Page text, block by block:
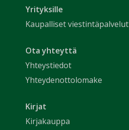
Yrityksille
Kaupalliset viestintäpalvelut
Ota yhteyttä
Yhteystiedot
Yhteydenottolomake
Kirjat
Kirjakauppa